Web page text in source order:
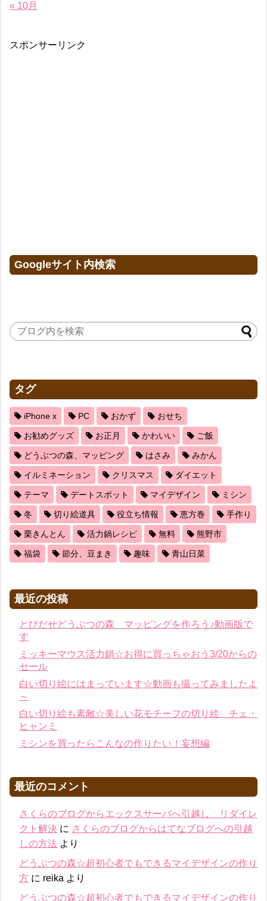
« 10月
スポンサーリンク
Googleサイト内検索
タグ
iPhone x PC おかず おせち
お勧めグッズ お正月 かわいい ご飯
どうぶつの森、マッピング はさみ みかん
イルミネーション クリスマス ダイエット
テーマ デートスポット マイデザイン ミシン
冬 切り絵道具 役立ち情報 恵方巻 手作り
栗きんとん 活力鍋レシピ 無料 熊野市
福袋 節分、豆まき 趣味 青山日菜
最近の投稿
とびだせどうぶつの森 マッピングを作ろう♪動画版で
す
ミッキーマウス活力鍋☆お得に買っちゃおう3/20からの
セール
白い切り絵にはまっています☆動画も撮ってみましたよ
～
白い切り絵も素敵☆美しい花モチーフの切り絵 チェ・
ヒャンミ
ミシンを買ったらこんなの作りたい！妄想編
最近のコメント
さくらのブログからエックスサーバへ引越し リダイレ
クト解決 に さくらのブログからはてなブログへの引越
しの方法 より
どうぶつの森☆超初心者でもできるマイデザインの作り
方 に reika より
どうぶつの森☆超初心者でもできるマイデザインの作り